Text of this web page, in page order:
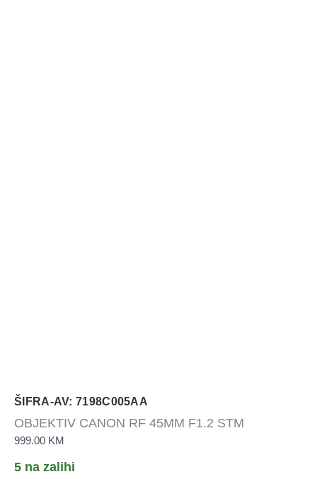
ŠIFRA-AV: 7198C005AA
OBJEKTIV CANON RF 45MM F1.2 STM
999.00 KM
5 na zalihi